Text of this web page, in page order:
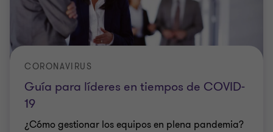
Guía para líderes en tiempos de COVID-
19
CORONAVIRUS
¿Cómo gestionar los equipos en plena pandemia?